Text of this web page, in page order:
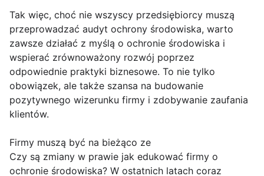
Tak więc, choć nie wszyscy przedsiębiorcy muszą
przeprowadzać audyt ochrony środowiska, warto
zawsze działać z myślą o ochronie środowiska i
wspierać zrównoważony rozwój poprzez
odpowiednie praktyki biznesowe. To nie tylko
obowiązek, ale także szansa na budowanie
pozytywnego wizerunku firmy i zdobywanie zaufania
klientów.
Firmy muszą być na bieżąco ze
Czy są zmiany w prawie jak edukować firmy o
ochronie środowiska? W ostatnich latach coraz